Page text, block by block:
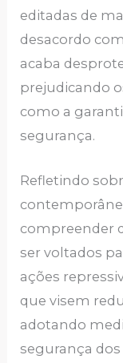
editadas de
desacordo
acaba
prejudicando
como a
segurança.
Refletindo
compreender
ser voltados
ações
que visem
adotando
segurança